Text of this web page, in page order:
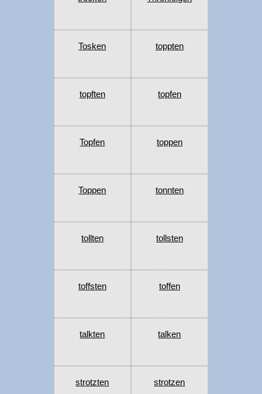
Tosken toppten
topften topfen
Topfen toppen
Toppen tonnten
tollten tollsten
toffsten toffen
talkten talken
strotzten strotzen